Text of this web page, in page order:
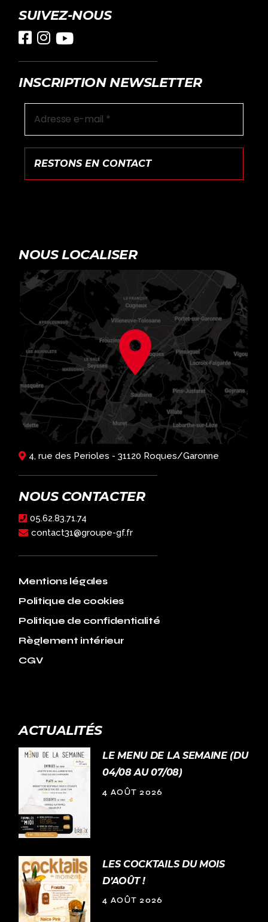
SUIVEZ-NOUS
INSCRIPTION NEWSLETTER
NOUS LOCALISER
4, rue des Perioles - 31120 Roques/Garonne
NOUS CONTACTER
05.62.83.71.74
contact31@groupe-gf.fr
Mentions légales
Politique de cookies
Politique de confidentialité
Règlement intérieur
CGV
ACTUALITÉS
LE MENU DE LA SEMAINE (DU
04/08 AU 07/08)
4 AOÛT 2026
LES COCKTAILS DU MOIS
D’AOÛT !
4 AOÛT 2026